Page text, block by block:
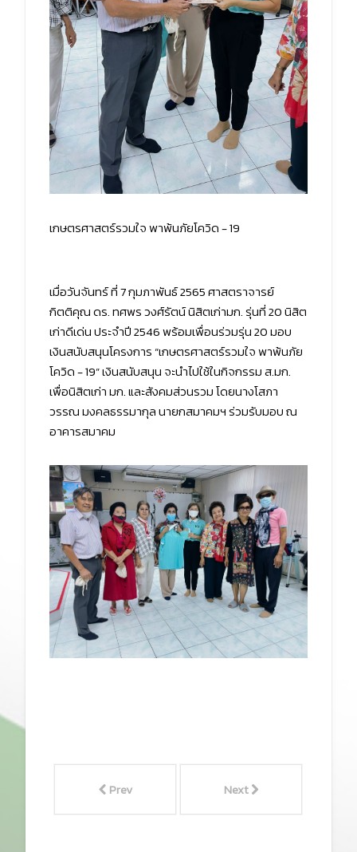
เกษตรศาสตร์รวมใจ พาพ้นภัยโควิด - 19
เมื่อวันจันทร์ ที่ 7 กุมภาพันธ์ 2565 ศาสตราจารย์
กิตติคุณ ดร. ทศพร วงศ์รัตน์ นิสิตเก่ามก. รุ่นที่ 20 นิสิต
เก่าดีเด่น ประจำปี 2546 พร้อมเพื่อนร่วมรุ่น 20 มอบ
เงินสนับสนุนโครงการ “เกษตรศาสตร์รวมใจ พาพ้นภัย
โควิด - 19” เงินสนับสนุน จะนำไปใช้ในกิจกรรม ส.มก.
เพื่อนิสิตเก่า มก. และสังคมส่วนรวม โดยนางโสภา
วรรณ มงคลธรรมากุล นายกสมาคมฯ ร่วมรับมอบ ณ
อาคารสมาคม